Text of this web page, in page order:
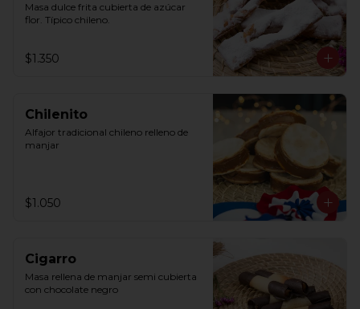
Masa dulce frita cubierta de azúcar
flor. Típico chileno.
$1.350
Chilenito
Alfajor tradicional chileno relleno de
manjar
$1.050
Cigarro
Masa rellena de manjar semi cubierta
con chocolate negro